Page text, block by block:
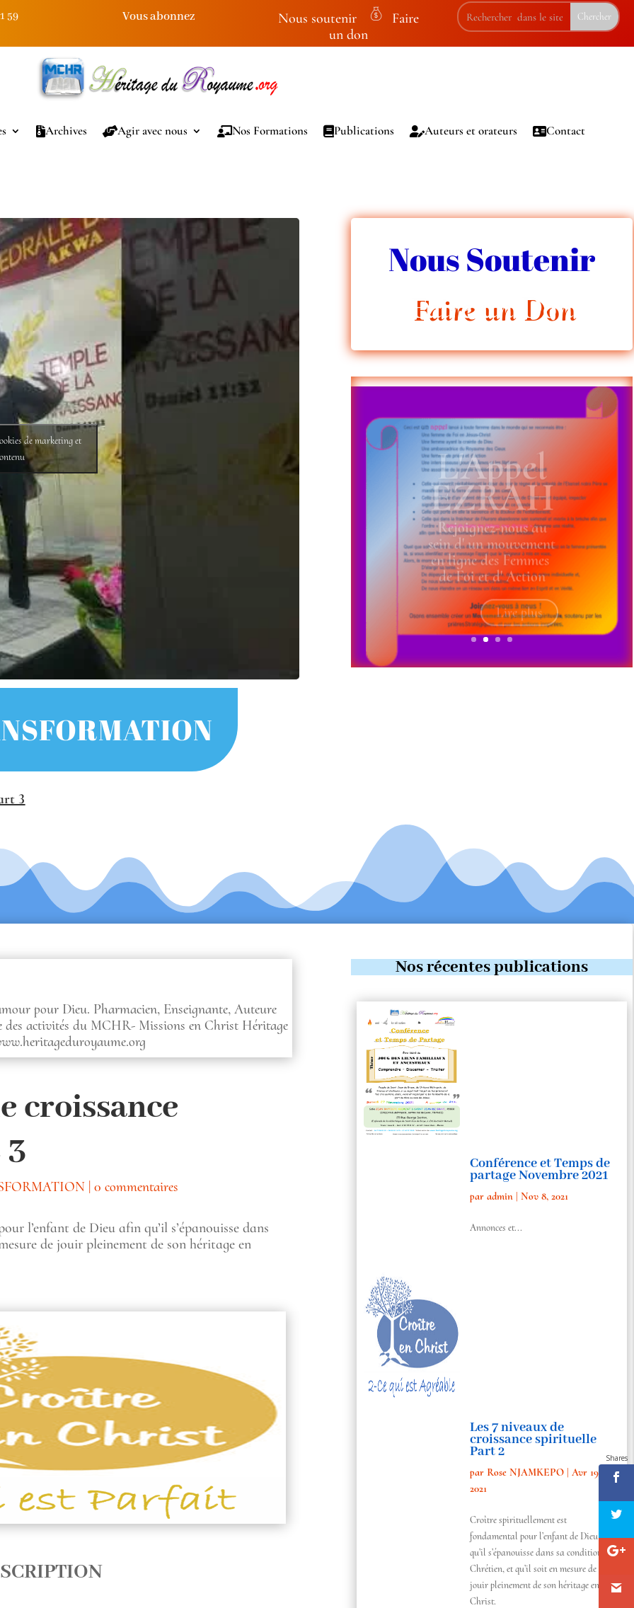
59 Vous abonnez Nous soutenir
on
on
Faire
un don
Archives Agir avec nous Nos Formations Publications Auteurs et orateurs Contact
de marketing et
3
Nous Soutenir
Faire un Don
L'Appel
EZRAH
Rejoignez-nous au
sein d' unmouvement
en lignedesFemmes
de Foi et d' Action
Lire plus
pour Dieu. Pharmacien, Enseignante, Auteure
des activités du MCHR- Missions en Christ Héritage
croissance
0 commentaires
l’enfant de Dieu afin qu’il s’épanouisse dans
de jouir pleinement de son héritage en
Nos récentes publications
Conférence et Temps de
partage Novembre 2021
paradmin |Nov 8, 2021
Annonces et...
Les 7 niveaux de
croissance spirituelle
Part 2
par Rose NJAMKEPO |Avr 19,
2021
Croître spirituellement est
fondamental pour l’enfant de Dieu afin
qu’il s’épanouisse dans sa condition de
Chrétien, et qu’il soit en mesure de
jouir pleinement de son héritage en
Christ.
Shares